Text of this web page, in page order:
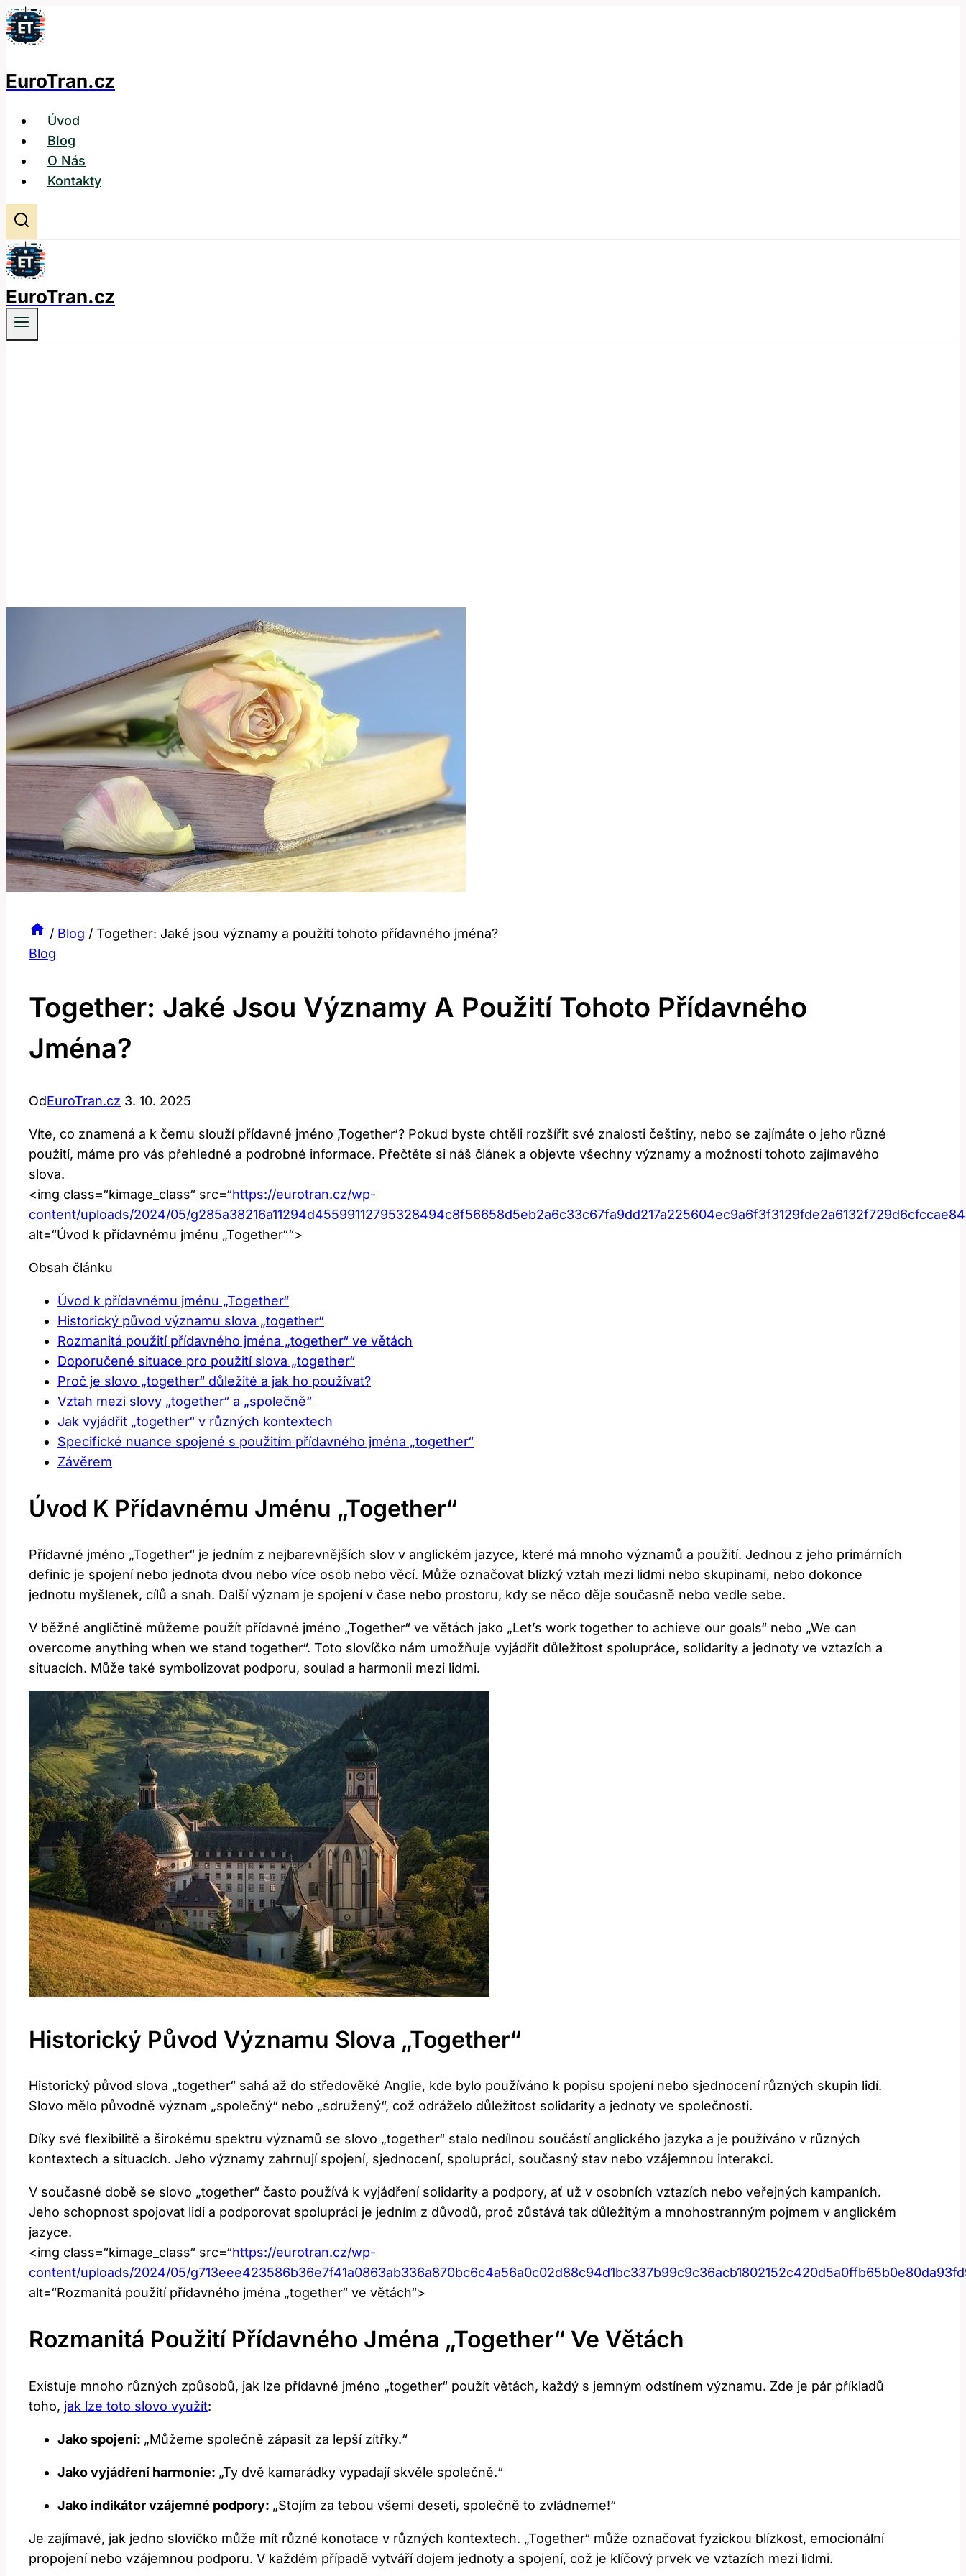
Přeskočit
na
EuroTran.cz
Úvod
Blog
O Nás
Kontakty
EuroTran.cz
/ Blog / Together: Jaké jsou významy a použití tohoto přídavného jména?
Blog
Together: Jaké Jsou Významy A Použití Tohoto Přídavného
Jména?
OdEuroTran.cz 3. 10. 2025
Víte, co znamená a k čemu slouží přídavné jméno ‚Together‘? Pokud byste chtěli rozšířit své znalosti češtiny, nebo se zajímáte o jeho různé
použití, máme pro vás přehledné a podrobné informace. Přečtěte si náš článek a objevte všechny významy a možnosti tohoto zajímavého
slova.
<img class=“kimage_class“ src=“https://eurotran.cz/wp-
content/uploads/2024/05/
alt=“Úvod k přídavnému jménu „Together““>
Obsah článku
Úvod k přídavnému jménu „Together“
Historický původ významu slova „together“
Rozmanitá použití přídavného jména „together“ ve větách
Doporučené situace pro použití slova „together“
Proč je slovo „together“ důležité a jak ho používat?
Vztah mezi slovy „together“ a „společně“
Jak vyjádřit „together“ v různých kontextech
Specifické nuance spojené s použitím přídavného jména „together“
Závěrem
Úvod K Přídavnému Jménu „Together“
Přídavné jméno „Together“ je jedním z nejbarevnějších slov v anglickém jazyce, které má mnoho významů a použití. Jednou z jeho primárních
definic je spojení nebo jednota dvou nebo více osob nebo věcí. Může označovat blízký vztah mezi lidmi nebo skupinami, nebo dokonce
jednotu myšlenek, cílů a snah. Další význam je spojení v čase nebo prostoru, kdy se něco děje současně nebo vedle sebe.
V běžné angličtině můžeme použít přídavné jméno „Together“ ve větách jako „Let’s work together to achieve our goals“ nebo „We can
overcome anything when we stand together“. Toto slovíčko nám umožňuje vyjádřit důležitost spolupráce, solidarity a jednoty ve vztazích a
situacích. Může také symbolizovat podporu, soulad a harmonii mezi lidmi.
Historický Původ Významu Slova „together“
Historický původ slova „together“ sahá až do středověké Anglie, kde bylo používáno k popisu spojení nebo sjednocení různých skupin lidí.
Slovo mělo původně význam „společný“ nebo „sdružený“, což odráželo důležitost solidarity a jednoty ve společnosti.
Díky své flexibilitě a širokému spektru významů se slovo „together“ stalo nedílnou součástí anglického jazyka a je používáno v různých
kontextech a situacích. Jeho významy zahrnují spojení, sjednocení, spolupráci, současný stav nebo vzájemnou interakci.
V současné době se slovo „together“ často používá k vyjádření solidarity a podpory, ať už v osobních vztazích nebo veřejných kampaních.
Jeho schopnost spojovat lidi a podporovat spolupráci je jedním z důvodů, proč zůstává tak důležitým a mnohostranným pojmem v anglickém
jazyce.
<img class=“kimage_class“ src=“https://eurotran.cz/wp-
content/uploads/2024/05/
alt=“Rozmanitá použití přídavného jména „together“ ve větách“>
Rozmanitá Použití Přídavného Jména „together“ Ve Větách
Existuje mnoho různých způsobů, jak lze přídavné jméno „together“ použít větách, každý s jemným odstínem významu. Zde je pár příkladů
toho, jak lze toto slovo využít:
Jako spojení: „Můžeme společně zápasit za lepší zítřky.“
Jako vyjádření harmonie: „Ty dvě kamarádky vypadají skvěle společně.“
Jako indikátor vzájemné podpory: „Stojím za tebou všemi deseti, společně to zvládneme!“
Je zajímavé, jak jedno slovíčko může mít různé konotace v různých kontextech. „Together“ může označovat fyzickou blízkost, emocionální
propojení nebo vzájemnou podporu. V každém případě vytváří dojem jednoty a spojení, což je klíčový prvek ve vztazích mezi lidmi.